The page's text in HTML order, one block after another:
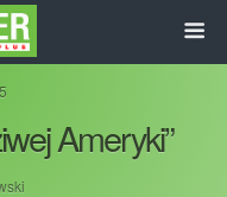
Ameryki”